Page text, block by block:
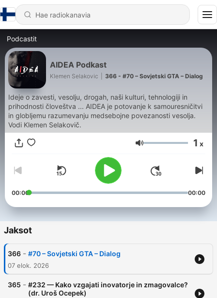
Podcastit
AIDEA Podkast
Klemen Selakovic 366 - #70 – Sovjetski GTA – Dialog
Ideje o zavesti, vesolju, drogah, naši kulturi, tehnologiji in
prihodnosti človeštva ... AIDEA je potovanje k samouresničitvi
in globljemu razumevanju medsebojne povezanosti vesolja.
Vodi Klemen Selakovič.
Äänenvoimakkuus
1 x
00:00 00:00
Jaksot
366 - #70 – Sovjetski GTA – Dialog
07 elok. 2026
365 - #232 — Kako vzgajati inovatorje in zmagovalce?
(dr. Uroš Ocepek)